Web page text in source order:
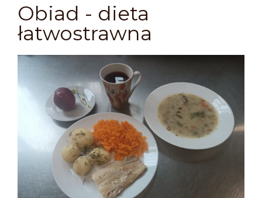
Obiad - dieta
łatwostrawna